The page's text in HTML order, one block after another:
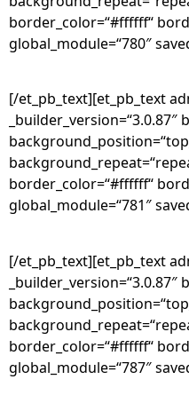
border_color=“#ffffff“
global_module=“780″
[/et_pb_text][et_pb_text
border_color=“#ffffff“
global_module=“781″
[/et_pb_text][et_pb_text
border_color=“#ffffff“
global_module=“787″